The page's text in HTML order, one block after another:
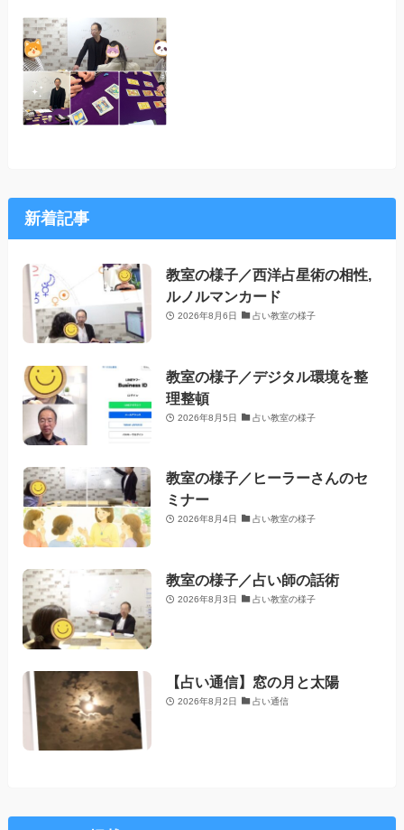
新着記事
教室の様子／西洋占星術の相性,
ルノルマンカード
2026年8月6日 占い教室の様子
教室の様子／デジタル環境を整
理整頓
2026年8月5日 占い教室の様子
教室の様子／ヒーラーさんのセ
ミナー
2026年8月4日 占い教室の様子
教室の様子／占い師の話術
2026年8月3日 占い教室の様子
【占い通信】窓の月と太陽
2026年8月2日 占い通信